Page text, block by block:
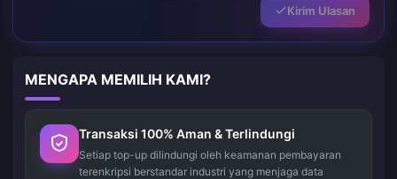
Kirim Ulasan
MENGAPA MEMILIH KAMI?
Transaksi 100% Aman & Terlindungi
Setiap top-up dilindungi oleh keamanan pembayaran
terenkripsi berstandar industri yang menjaga data